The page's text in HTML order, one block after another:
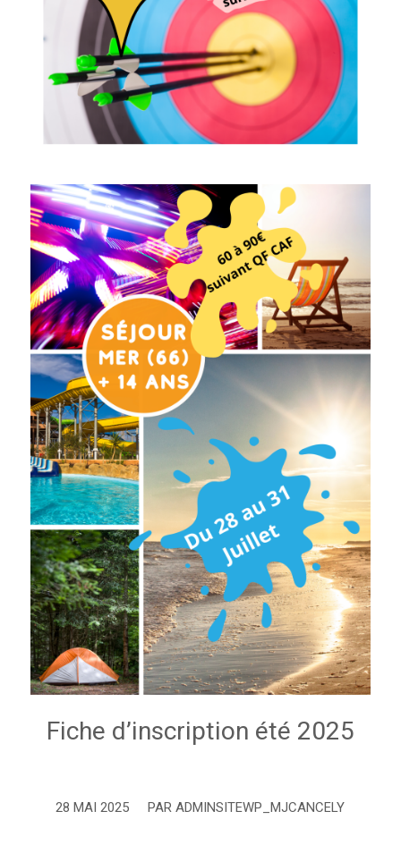
Fiche d’inscription été 2025
28 MAI 2025
/ PARADMINSITEWP_MJCANCELY